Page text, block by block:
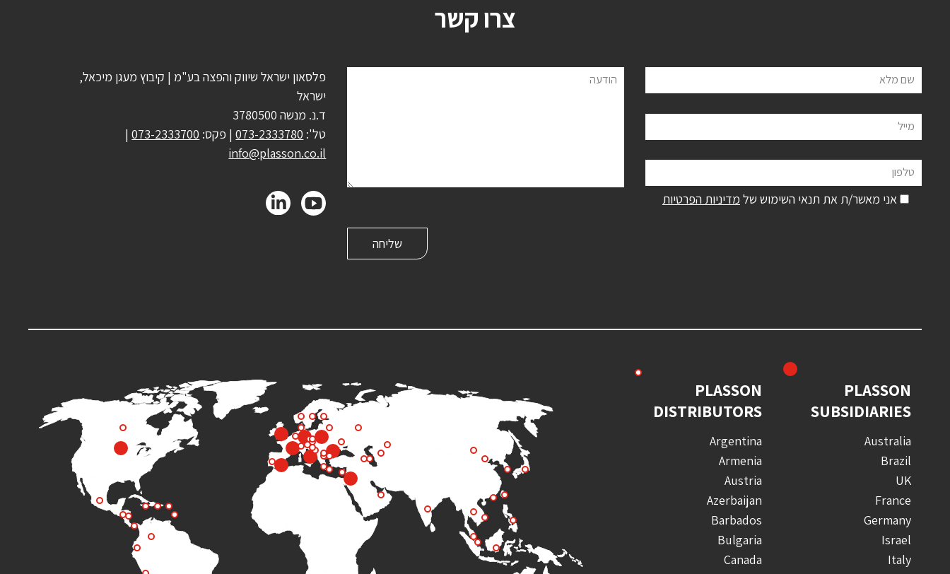
צרו קשר
שם מלא
מייל
טלפון
הודעה
אני מאשר/ת את תנאי השימוש של מדיניות הפרטיות
פלסאון ישראל שיווק והפצה בע"מ | קיבוץ מעגן מיכאל,
ישראל
ד.נ. מנשה 3780500
טל': 073-2333780| פקס: 073-2333700
|
info@plasson.co.il
PLASSON
SUBSIDIARIES
Australia
Brazil
UK
France
Germany
Israel
Italy
PLASSON
DISTRIBUTORS
Argentina
Armenia
Austria
Azerbaijan
Barbados
Bulgaria
Canada